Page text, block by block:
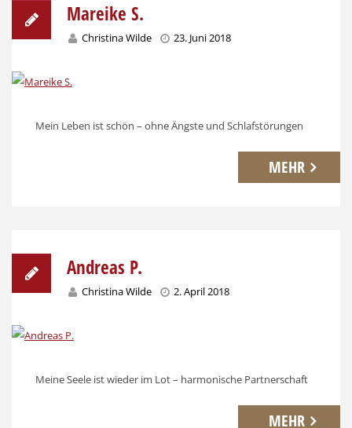
Mareike S.
Christina Wilde 23. Juni 2018
Mein Leben ist schön – ohne Ängste und Schlafstörungen
MEHR
Andreas P.
Christina Wilde 2. April 2018
Meine Seele ist wieder im Lot – harmonische Partnerschaft
MEHR